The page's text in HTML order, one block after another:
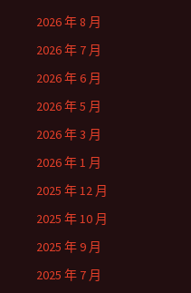
2026 年 8 月
2026 年 7 月
2026 年 6 月
2026 年 5 月
2026 年 3 月
2026 年 1 月
2025 年 12 月
2025 年 10 月
2025 年 9 月
2025 年 7 月